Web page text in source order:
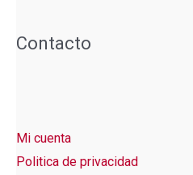
Contacto
Mi cuenta
Politica de privacidad